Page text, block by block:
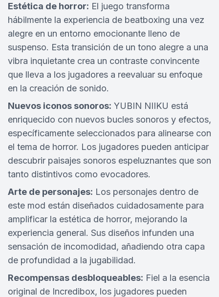
Estética de horror: El juego transforma
hábilmente la experiencia de beatboxing una vez
alegre en un entorno emocionante lleno de
suspenso. Esta transición de un tono alegre a una
vibra inquietante crea un contraste convincente
que lleva a los jugadores a reevaluar su enfoque
en la creación de sonido.
Nuevos iconos sonoros: YUBIN NIIKU está
enriquecido con nuevos bucles sonoros y efectos,
específicamente seleccionados para alinearse con
el tema de horror. Los jugadores pueden anticipar
descubrir paisajes sonoros espeluznantes que son
tanto distintivos como evocadores.
Arte de personajes: Los personajes dentro de
este mod están diseñados cuidadosamente para
amplificar la estética de horror, mejorando la
experiencia general. Sus diseños infunden una
sensación de incomodidad, añadiendo otra capa
de profundidad a la jugabilidad.
Recompensas desbloqueables: Fiel a la esencia
original de Incredibox, los jugadores pueden